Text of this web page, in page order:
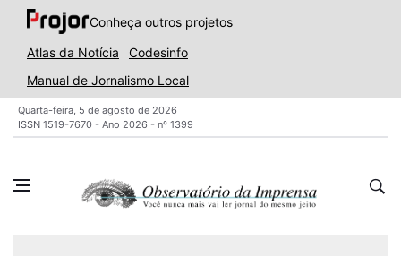
Conheça outros projetos
Atlas da Notícia
Codesinfo
Manual de Jornalismo Local
Quarta-feira, 5 de agosto de 2026
ISSN 1519-7670 - Ano 2026 - nº 1399